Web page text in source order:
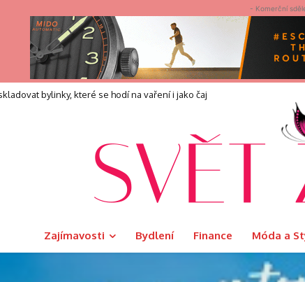
- Komerční
pro kouče: Co přesně přináší?
Zajímavosti Bydlení Finance Móda a